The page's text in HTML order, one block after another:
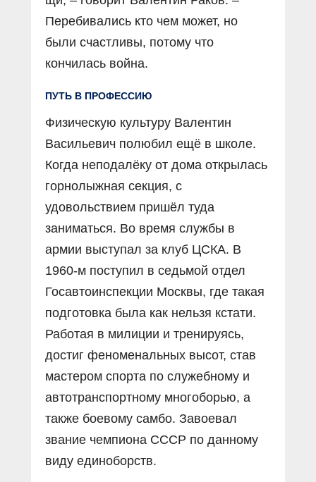
Перебивались кто чем может, но
были счастливы, потому что
кончилась война.
ПУТЬ В ПРОФЕССИЮ
Физическую культуру Валентин
Васильевич полюбил ещё в школе.
Когда неподалёку от дома открылась
горнолыжная секция, с
удовольствием пришёл туда
заниматься. Во время службы в
армии выступал за клуб ЦСКА. В
1960-м поступил в седьмой отдел
Госавтоинспекции Москвы, где такая
подготовка была как нельзя кстати.
Работая в милиции и тренируясь,
достиг феноменальных высот, став
мастером спорта по служебному и
автотранспортному многоборью, а
также боевому самбо. Завоевал
звание чемпиона СССР по данному
виду единоборств.